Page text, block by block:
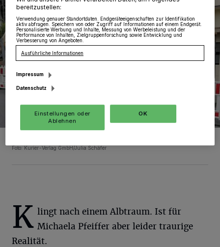
Foto: Kurier-Verlag GmbH/Julia Schäfer
K lingt nach einem Albtraum. Ist für
Michaela Pfeiffer aber leider traurige
Realität.
bereitzustellen:
Verwendung genauer Standortdaten. Endgeräteeigenschaften zur Identifikation
aktiv abfragen. Speichern von oder Zugriff auf Informationen auf einem Endgerät.
Personalisierte Werbung und Inhalte, Messung von Werbeleistung und der
Performance von Inhalten, Zielgruppenforschung sowie Entwicklung und
Verbesserung von Angeboten.
Ausführliche Informationen
Impressum
Datenschutz
Einstellungen oder
Ablehnen
OK